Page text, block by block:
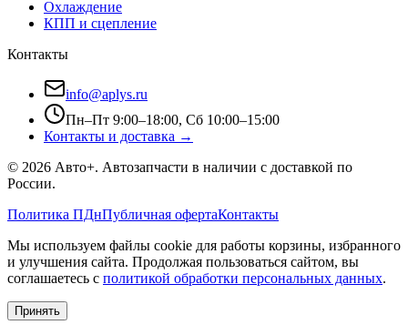
Охлаждение
КПП и сцепление
Контакты
info@aplys.ru
Пн–Пт 9:00–18:00, Сб 10:00–15:00
Контакты и доставка →
© 2026 Авто+. Автозапчасти в наличии с доставкой по
России.
Политика ПДнПубличная офертаКонтакты
Мы используем файлы cookie для работы корзины, избранного
и улучшения сайта. Продолжая пользоваться сайтом, вы
соглашаетесь с политикой обработки персональных данных.
Принять